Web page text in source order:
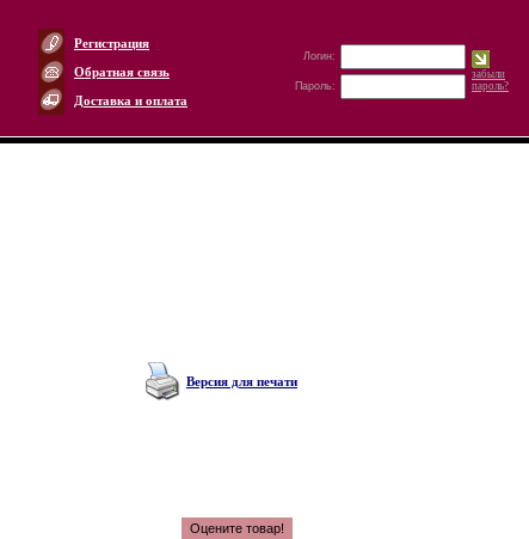
Регистрация
Логин:
Пароль:
забыли
пароль?
Обратная связь
Доставка и оплата
Версия для печати
Оцените товар!